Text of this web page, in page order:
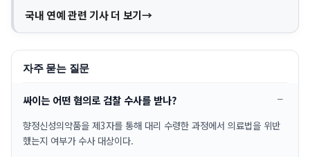
국내 연예 관련 기사 더 보기
자주 묻는 질문
싸이는 어떤 혐의로 검찰 수사를 받나?
향정신성의약품을 제3자를 통해 대리 수령한 과정에서 의료법을 위반
했는지 여부가 수사 대상이다.